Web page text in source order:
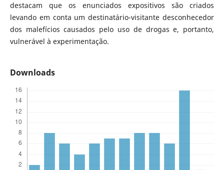
destacam que os enunciados expositivos são criados
levando em conta um destinatário-visitante desconhecedor
dos malefícios causados pelo uso de drogas e, portanto,
vulnerável à experimentação.
Downloads